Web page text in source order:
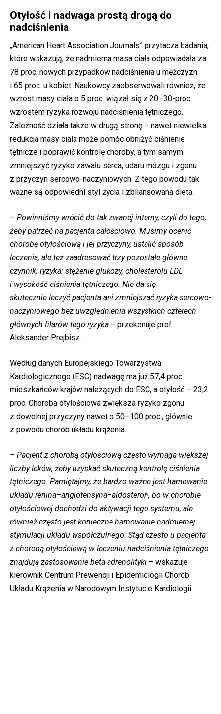
Otyłość i nadwaga prostą drogą do
nadciśnienia
„American Heart Association Journals” przytacza badania,
które wskazują, że nadmierna masa ciała odpowiadała za
78 proc. nowych przypadków nadciśnienia u mężczyzn
i 65 proc. u kobiet. Naukowcy zaobserwowali również, że
wzrost masy ciała o 5 proc. wiązał się z 20–30-proc.
wzrostem ryzyka rozwoju nadciśnienia tętniczego.
Zależność działa także w drugą stronę – nawet niewielka
redukcja masy ciała może pomóc obniżyć ciśnienie
tętnicze i poprawić kontrolę choroby, a tym samym
zmniejszyć ryzyko zawału serca, udaru mózgu i zgonu
z przyczyn sercowo-naczyniowych. Z tego powodu tak
ważne są odpowiedni styl życia i zbilansowana dieta.
– Powinniśmy wrócić do tak zwanej interny, czyli do tego,
żeby patrzeć na pacjenta całościowo. Musimy ocenić
chorobę otyłościową i jej przyczyny, ustalić sposób
leczenia, ale też zaadresować trzy pozostałe główne
czynniki ryzyka: stężenie glukozy, cholesterolu LDL
i wysokość ciśnienia tętniczego. Nie da się
skutecznie leczyć pacjenta ani zmniejszać ryzyka sercowo-
naczyniowego bez uwzględnienia wszystkich czterech
głównych filarów tego ryzyka – przekonuje prof.
Aleksander Prejbisz.
Według danych Europejskiego Towarzystwa
Kardiologicznego (ESC) nadwagę ma już 57,4 proc.
mieszkańców krajów należących do ESC, a otyłość – 23,2
proc. Choroba otyłościowa zwiększa ryzyko zgonu
z dowolnej przyczyny nawet o 50–100 proc., głównie
z powodu chorób układu krążenia.
– Pacjent z chorobą otyłościową często wymaga większej
liczby leków, żeby uzyskać skuteczną kontrolę ciśnienia
tętniczego. Pamiętajmy, że bardzo ważne jest hamowanie
układu renina–angiotensyna–aldosteron, bo w chorobie
otyłościowej dochodzi do aktywacji tego systemu, ale
również często jest konieczne hamowanie nadmiernej
stymulacji układu współczulnego. Stąd często u pacjenta
z chorobą otyłościową w leczeniu nadciśnienia tętniczego
znajdują zastosowanie beta-adrenolityki – wskazuje
kierownik Centrum Prewencji i Epidemiologii Chorób
Układu Krążenia w Narodowym Instytucie Kardiologii.